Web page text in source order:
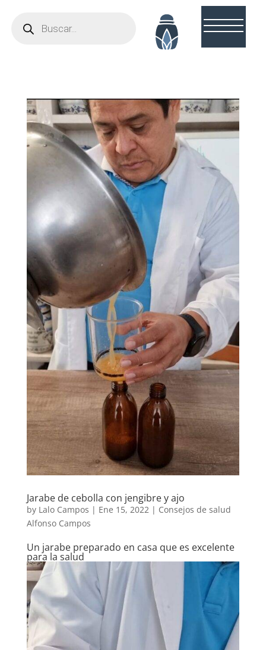
productos
Jarabe de cebolla con jengibre y ajo
by Lalo Campos | Ene 15, 2022| Consejos de salud
Alfonso Campos
Un jarabe preparado en casa que es excelente
para la salud